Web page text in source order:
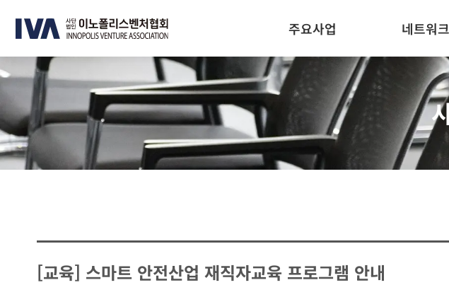
주요사업 네트워크
[교육] 스마트 안전산업 재직자교육 프로그램 안내